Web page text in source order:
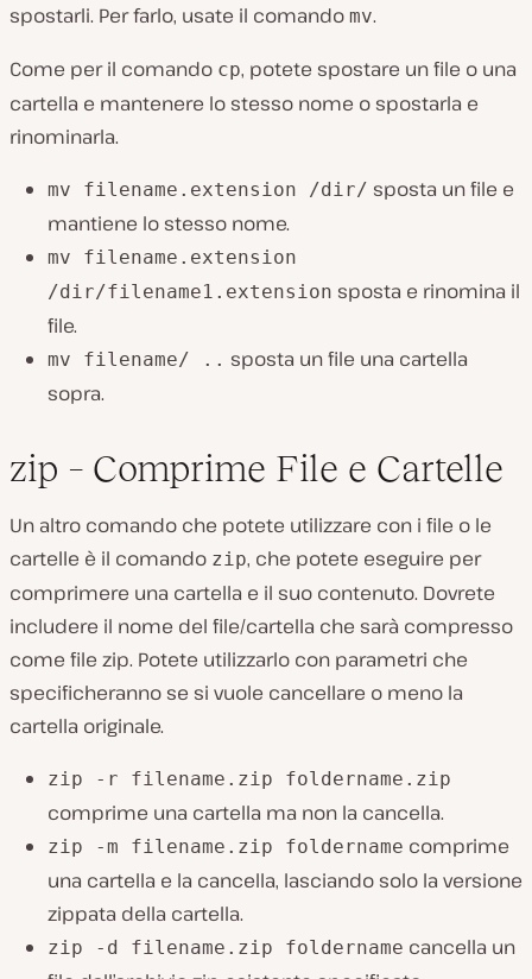
spostarli. Per farlo, usate il comando mv.
Come per il comando cp, potete spostare un file o una
cartella e mantenere lo stesso nome o spostarla e
rinominarla.
mv filename.extension /dir/ sposta un file e
mantiene lo stesso nome.
mv filename.extension
/dir/filename1.extension sposta e rinomina il
file.
mv filename/ .. sposta un file una cartella
sopra.
zip – Comprime File e Cartelle
Un altro comando che potete utilizzare con i file o le
cartelle è il comando zip, che potete eseguire per
comprimere una cartella e il suo contenuto. Dovrete
includere il nome del file/cartella che sarà compresso
come file zip. Potete utilizzarlo con parametri che
specificheranno se si vuole cancellare o meno la
cartella originale.
zip -r filename.zip foldername.zip
comprime una cartella ma non la cancella.
zip -m filename.zip foldername comprime
una cartella e la cancella, lasciando solo la versione
zippata della cartella.
zip -d filename.zip foldername cancella un